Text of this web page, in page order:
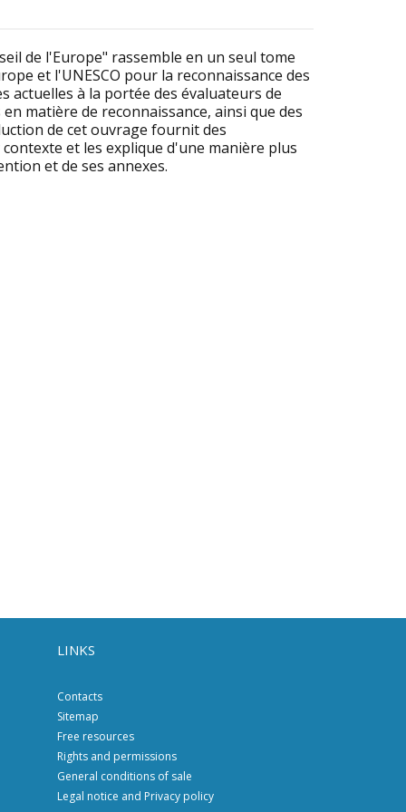
de l'Europe" rassemble en un seul tome
et l'UNESCO pour la reconnaissance des
actuelles à la portée des évaluateurs de
matière de reconnaissance, ainsi que des
de cet ouvrage fournit des
et les explique d'une manière plus
et de ses annexes.
LINKS
Contacts
Sitemap
Free resources
Rights and permissions
General conditions of sale
Legal notice and Privacy policy